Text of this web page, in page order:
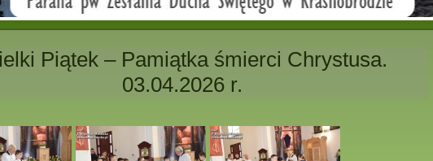
Piątek – Pamiątka śmierci Chrystusa.
03.04.2026 r.